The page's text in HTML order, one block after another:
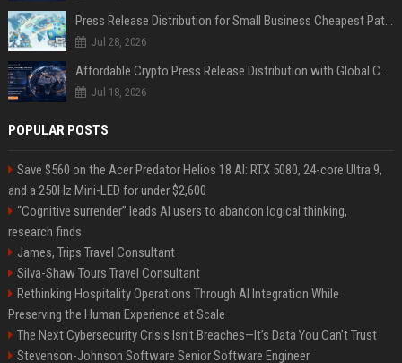
Press Release Distribution for Small Business Cheapest Path to Real Coverage
Jul 28, 2026
Affordable Crypto Press Release Distribution with Global Coverage
Jul 18, 2026
POPULAR POSTS
Save $560 on the Acer Predator Helios 18 AI: RTX 5080, 24-core Ultra 9,
and a 250Hz Mini-LED for under $2,600
“Cognitive surrender” leads AI users to abandon logical thinking,
research finds
James, Trips Travel Consultant
Silva-Shaw Tours Travel Consultant
Rethinking Hospitality Operations Through AI Integration While
Preserving the Human Experience at Scale
The Next Cybersecurity Crisis Isn’t Breaches—It’s Data You Can’t Trust
Stevenson-Johnson Software Senior Software Engineer